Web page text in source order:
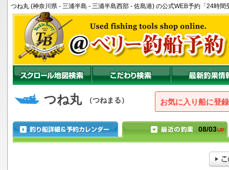
つね丸 (神奈川県 - 三浦半島 - 三浦半島西部 - 佐島港) の公式WEB予約「24時
つね丸 （つねまる） お気に入り船に登録
08/03UP